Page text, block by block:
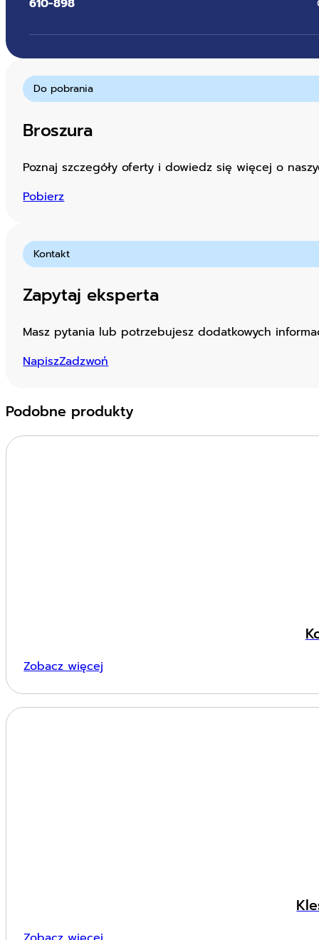
610-898
Do pobrania
Broszura
Poznaj szczegóły oferty i dowiedz się więcej o
Pobierz
Kontakt
Zapytaj eksperta
Masz pytania lub potrzebujesz dodatkowych
NapiszZadzwoń
Podobne produkty
Zobacz więcej